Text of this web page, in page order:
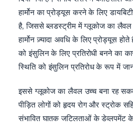
हार्मोन का प्रोड्यूस करने के लिए
है, जिससे ब्लडस्ट्रीम में ग्लूकोज का
हार्मोन ज़्यादा अवधि के लिए प्रोड्यूस
को इंसुलिन के लिए प्रतिरोधी बनने का
स्थिति को इंसुलिन प्रतिरोध के रूप में
इससे ग्लूकोज का लैवल उच्च बना रह
पीड़ित लोगों को हृदय रोग और स्ट्रोक
संभावित घातक जटिलताओं के डेव्लपमेंट